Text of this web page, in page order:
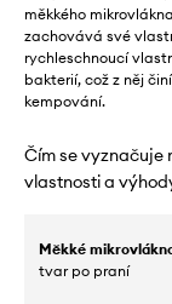
měkkého
zachovává své
rychleschnoucí
bakterií, což z něj
kempování.
Čím se vyznačuje
vlastnosti a
Měkké
tvar po praní